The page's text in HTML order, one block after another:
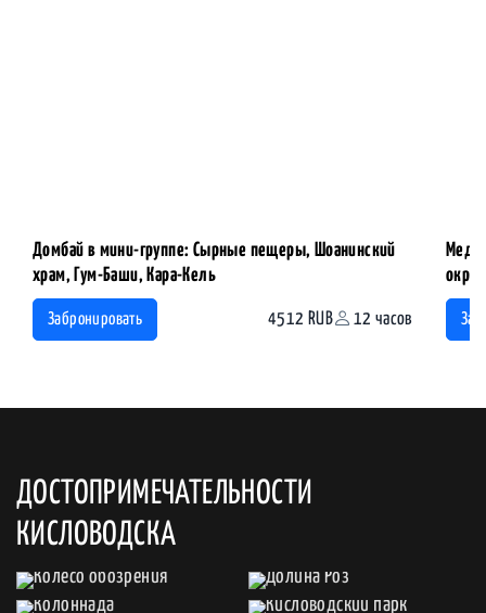
Домбай в мини-группе: Сырные пещеры, Шоанинский
храм, Гум-Баши, Кара-Кель
Забронировать 4512 RUB 12 часов
ДОСТОПРИМЕЧАТЕЛЬНОСТИ
КИСЛОВОДСКА